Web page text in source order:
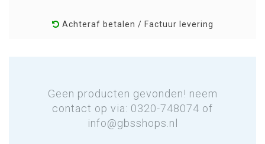
Achteraf betalen / Factuur levering
Geen producten gevonden! neem
contact op via: 0320-748074 of
info@gbsshops.nl